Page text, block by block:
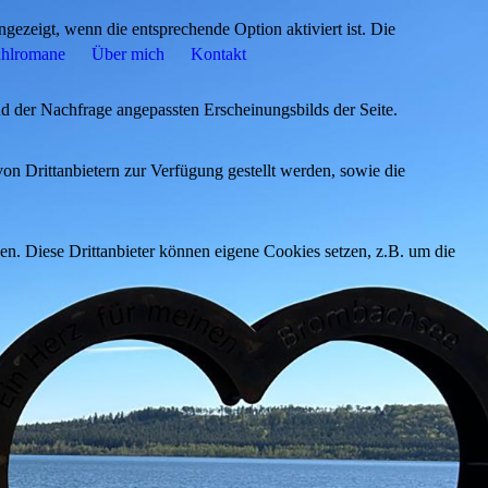
Über mich Kontakt
wenn die entsprechende Option aktiviert ist. Die
Nachfrage angepassten Erscheinungsbilds der Seite.
Drittanbietern zur Verfügung gestellt werden, sowie die
Diese Drittanbieter können eigene Cookies setzen, z.B. um die